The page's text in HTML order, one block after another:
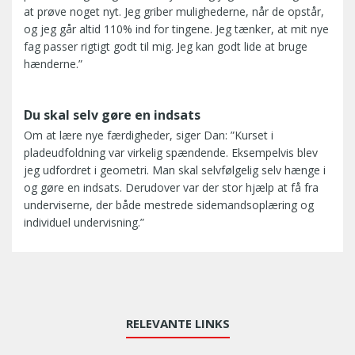
at prøve noget nyt. Jeg griber mulighederne, når de opstår,
og jeg går altid 110% ind for tingene. Jeg tænker, at mit nye
fag passer rigtigt godt til mig. Jeg kan godt lide at bruge
hænderne.”
Du skal selv gøre en indsats
Om at lære nye færdigheder, siger Dan: ”Kurset i
pladeudfoldning var virkelig spændende. Eksempelvis blev
jeg udfordret i geometri. Man skal selvfølgelig selv hænge i
og gøre en indsats. Derudover var der stor hjælp at få fra
underviserne, der både mestrede sidemandsoplæring og
individuel undervisning.”
RELEVANTE LINKS